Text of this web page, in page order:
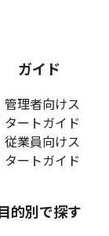
ガイド
管理者向けス
タートガイド
従業員向けス
タートガイド
的別で探す